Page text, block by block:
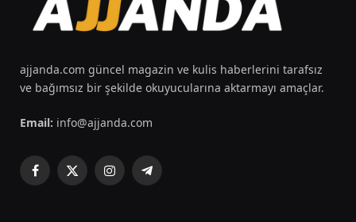
ajjanda.com güncel magazin ve kulis haberlerini tarafsız
ve bağımsız bir şekilde okuyucularına aktarmayı amaçlar.
Email: info@ajjanda.com
Facebook
X
InstagramTelegram